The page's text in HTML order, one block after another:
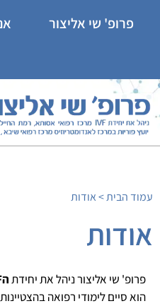
פרופ' שי אליצור
עמוד הבית>אודות
אודות
פרופ' שי אליצור ניהל את יחידתהIVF
הוא סיים לימודי רפואה